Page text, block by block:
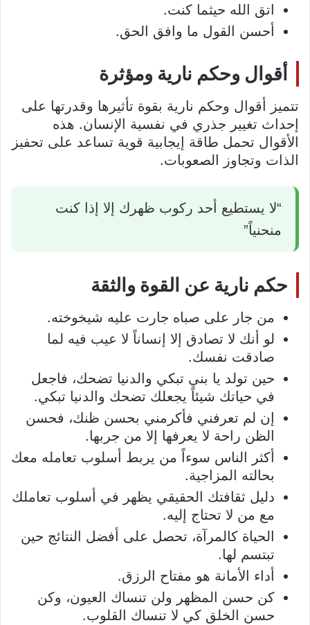
اتق الله حيثما كنت.
أحسن القول ما وافق الحق.
أقوال وحكم نارية ومؤثرة
تتميز أقوال وحكم نارية بقوة تأثيرها وقدرتها على
إحداث تغيير جذري في نفسية الإنسان. هذه
الأقوال تحمل طاقة إيجابية قوية تساعد على تحفيز
الذات وتجاوز الصعوبات.
“لا يستطيع أحد ركوب ظهرك إلا إذا كنت
منحنياً”
حكم نارية عن القوة والثقة
من جار على صباه جارت عليه شيخوخته.
لو أنك لا تصادق إلا إنساناً لا عيب فيه لما
صادقت نفسك.
حين تولد يا بني تبكي والدنيا تضحك، فاجعل
في حياتك شيئاً يجعلك تضحك والدنيا تبكي.
إن لم تعرفني فأكرمني بحسن ظنك، فحسن
الظن راحة لا يعرفها إلا من جربها.
أكثر الناس سوءاً من يربط أسلوب تعامله معك
بحالته المزاجية.
دليل ثقافتك الحقيقي يظهر في أسلوب تعاملك
مع من لا تحتاج إليه.
الحياة كالمرآة، تحصل على أفضل النتائج حين
تبتسم لها.
أداء الأمانة هو مفتاح الرزق.
كن حسن المظهر ولن تنساك العيون، وكن
حسن الخلق كي لا تنساك القلوب.